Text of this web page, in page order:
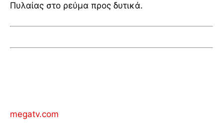
Πυλαίας στο ρεύμα προς δυτικά.
megatv.com